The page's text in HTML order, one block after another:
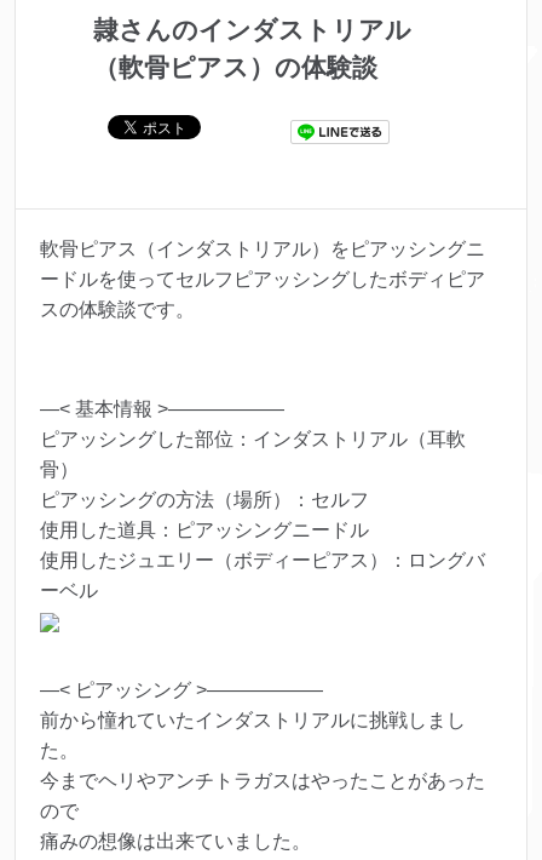
隷さんのインダストリアル
（軟骨ピアス）の体験談
軟骨ピアス（インダストリアル）をピアッシングニ
ードルを使ってセルフピアッシングしたボディピア
スの体験談です。
—< 基本情報 >——————
ピアッシングした部位：インダストリアル（耳軟
骨）
ピアッシングの方法（場所）：セルフ
使用した道具：ピアッシングニードル
使用したジュエリー（ボディーピアス）：ロングバ
ーベル
—< ピアッシング >——————
前から憧れていたインダストリアルに挑戦しまし
た。
今までヘリやアンチトラガスはやったことがあった
ので
痛みの想像は出来ていました。